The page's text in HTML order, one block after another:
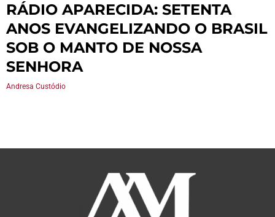
RÁDIO APARECIDA: SETENTA
ANOS EVANGELIZANDO O BRASIL
SOB O MANTO DE NOSSA
SENHORA
Andresa Custódio